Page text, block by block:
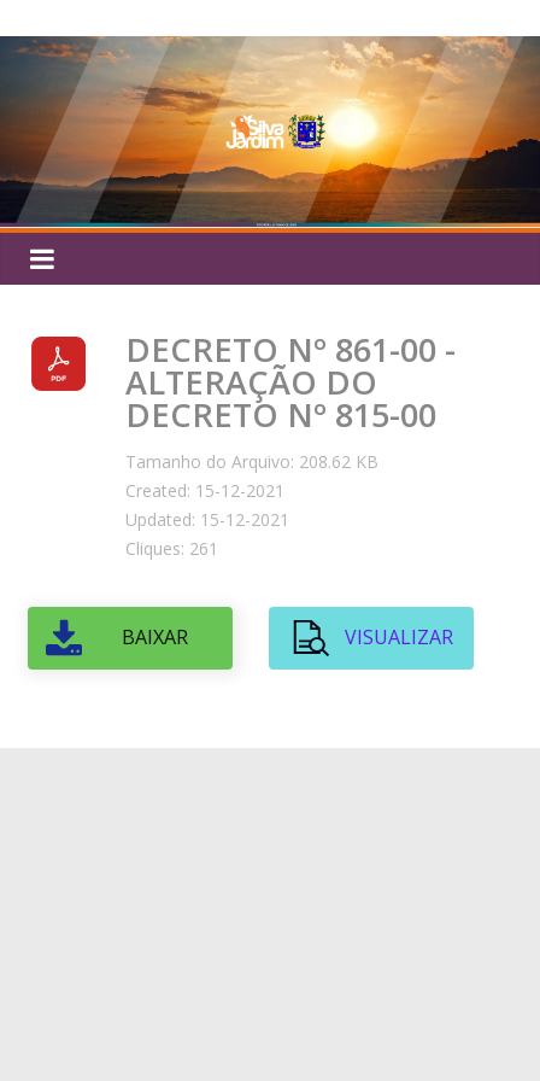
para
conteúdo
Silva
Jardim
DECRETO Nº 861-00 -
ALTERAÇÃO DO
DECRETO Nº 815-00
Tamanho do Arquivo: 208.62 KB
Created: 15-12-2021
Updated: 15-12-2021
Cliques: 261
BAIXAR VISUALIZAR